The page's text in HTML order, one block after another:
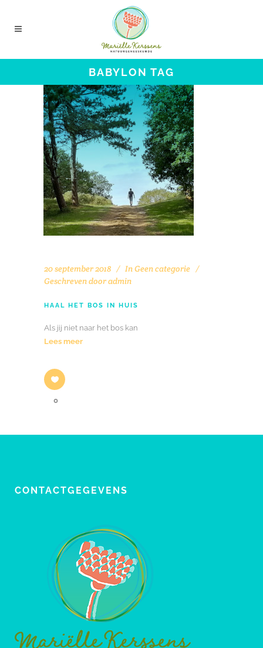
BABYLON TAG
20 september 2018 InGeen categorie
Geschreven dooradmin
HAAL HET BOS IN HUIS
Als jij niet naar het bos kan
Lees meer
0
CONTACTGEGEVENS